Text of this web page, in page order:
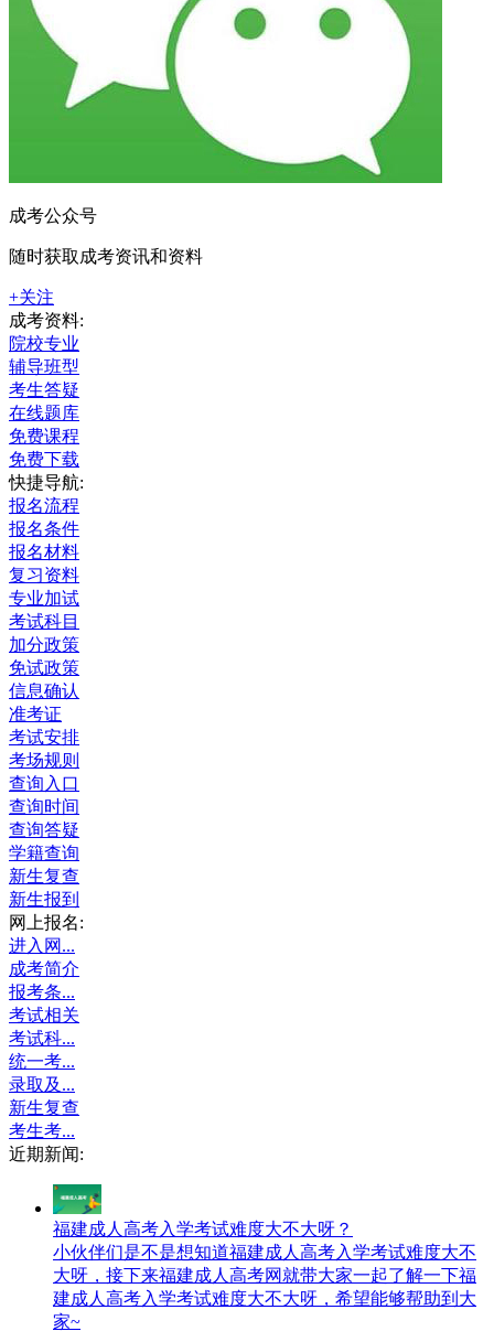
成考公众号
随时获取成考资讯和资料
+关注
成考资料:
院校专业
辅导班型
考生答疑
在线题库
免费课程
免费下载
快捷导航:
报名流程
报名条件
报名材料
复习资料
专业加试
考试科目
加分政策
免试政策
信息确认
准考证
考试安排
考场规则
查询入口
查询时间
查询答疑
学籍查询
新生复查
新生报到
网上报名:
进入网...
成考简介
报考条...
考试相关
考试科...
统一考...
录取及...
新生复查
考生考...
近期新闻:
福建成人高考入学考试难度大不大呀？
小伙伴们是不是想知道福建成人高考入学考试难度大不
大呀，接下来福建成人高考网就带大家一起了解一下福
建成人高考入学考试难度大不大呀，希望能够帮助到大
家~